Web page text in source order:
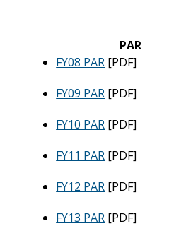
PAR
FY08 PAR [PDF]
FY09 PAR [PDF]
FY10 PAR [PDF]
FY11 PAR [PDF]
FY12 PAR [PDF]
FY13 PAR [PDF]